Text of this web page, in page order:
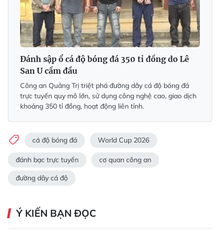
Đánh sập ổ cá độ bóng đá 350 tỉ đồng do Lê
San U cầm đầu
Công an Quảng Trị triệt phá đường dây cá độ bóng đá
trực tuyến quy mô lớn, sử dụng công nghệ cao, giao dịch
khoảng 350 tỉ đồng, hoạt động liên tỉnh.
cá độ bóng đá World Cup 2026
đánh bạc trực tuyến cơ quan công an
đường dây cá độ
Ý KIẾN BẠN ĐỌC